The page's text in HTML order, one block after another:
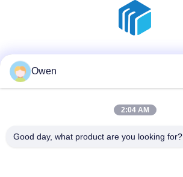
電話
Owen
2:04 AM
Good day, what product are you looking for?